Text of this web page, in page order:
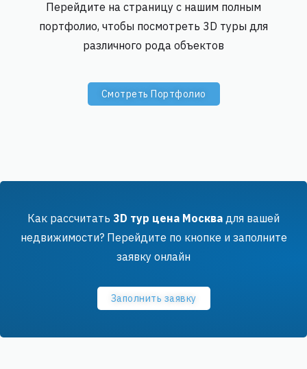
Перейдите на страницу с нашим полным
портфолио, чтобы посмотреть 3D туры для
различного рода объектов
Cмотреть Портфолио
Как рассчитать 3D тур цена Москва для вашей
недвижимости? Перейдите по кнопке и заполните
заявку онлайн
Заполнить заявку